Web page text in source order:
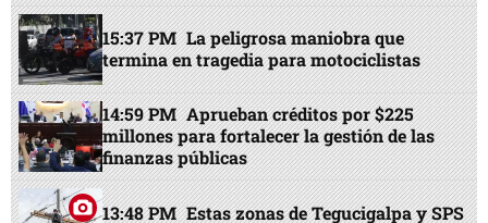
15:37 PM La peligrosa maniobra que
termina en tragedia para motociclistas
14:59 PM Aprueban créditos por $225
millones para fortalecer la gestión de las
finanzas públicas
13:48 PM Estas zonas de Tegucigalpa y SPS